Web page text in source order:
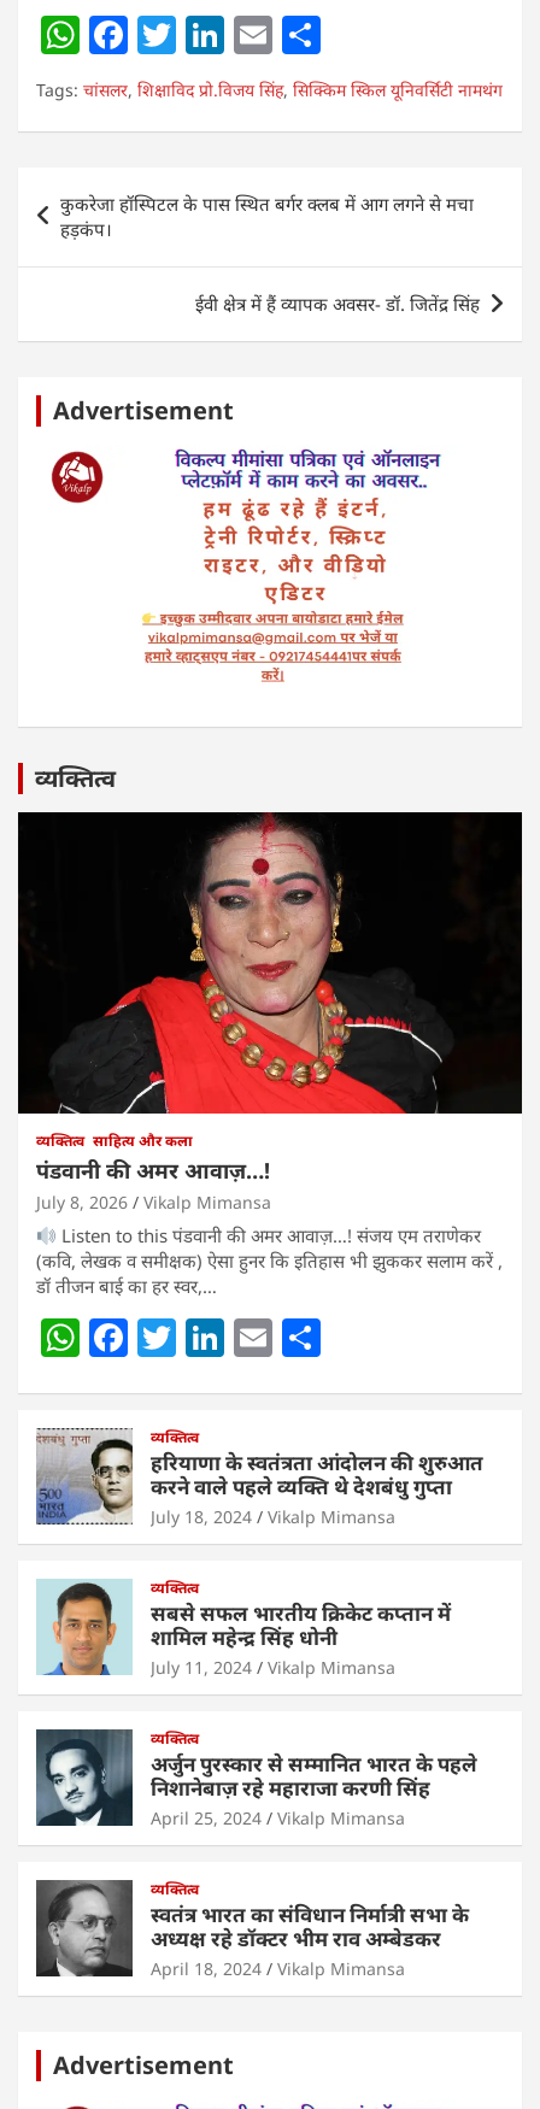
W
h
at
s
A
p
p
F
a
c
e
b
o
o
T
w
itt
er
Li
n
k
e
dI
n
E
m
ai
l
h
ar
e
Tags: चांसलर, शिक्षाविद प्रो.विजय सिंह, सिक्किम स्किल यूनिवर्सिटी नामथंग
navigation
कुकरेजा हॉस्पिटल के पास स्थित बर्गर क्लब में आग लगने से मचा
हड़कंप।
ईवी क्षेत्र में हैं व्यापक अवसर- डॉ. जितेंद्र सिंह
Advertisement
व्यक्तित्व
व्यक्तित्व साहित्य और कला
पंडवानी की अमर आवाज़…!
July 8, 2026 Vikalp Mimansa
Listen to this पंडवानी की अमर आवाज़…! संजय एम तराणेकर
(कवि, लेखक व समीक्षक) ऐसा हुनर कि इतिहास भी झुककर सलाम करें ,
डॉ तीजन बाई का हर स्वर,…
W
at
s
A
p
p
F
c
e
b
o
o
T
er
Li
e
dI
n
E
l e
व्यक्तित्व
हरियाणा के स्वतंत्रता आंदोलन की शुरुआत
करने वाले पहले व्यक्ति थे देशबंधु गुप्ता
July 18, 2024 Vikalp Mimansa
व्यक्तित्व
सबसे सफल भारतीय क्रिकेट कप्तान में
शामिल महेन्द्र सिंह धोनी
July 11, 2024 Vikalp Mimansa
व्यक्तित्व
अर्जुन पुरस्कार से सम्मानित भारत के पहले
निशानेबाज़ रहे महाराजा करणी सिंह
April 25, 2024 Vikalp Mimansa
व्यक्तित्व
स्वतंत्र भारत का संविधान निर्मात्री सभा के
अध्यक्ष रहे डॉक्टर भीम राव अम्बेडकर
April 18, 2024 Vikalp Mimansa
Advertisement